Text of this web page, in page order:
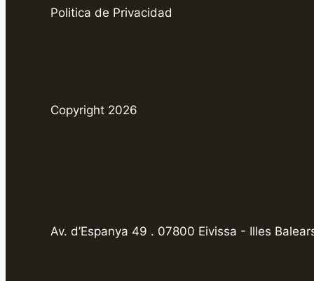
Politica de Privacidad
Copyright 2026
Av. d’Espanya 49 . 07800 Eivissa - Illes